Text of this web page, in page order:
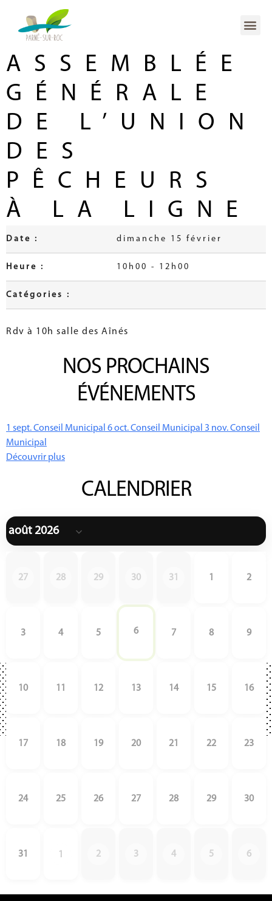
ASSEMBLÉE
GÉNÉRALE
DE L’UNION
DES
PÊCHEURS
À LA LIGNE
Date : dimanche 15 février
Heure : 10h00 - 12h00
Catégories :
Rdv à 10h salle des Aînés
NOS PROCHAINS
ÉVÉNEMENTS
1 sept.Conseil Municipal 6oct.Conseil Municipal 3 nov.Conseil
Municipal
Découvrir plus
CALENDRIER
27 28 29 30 31 1 2
3 4 5 6 7 8 9
10 11 12 13 14 15 16
17 18 19 20 21 22 23
24 25 26 27 28 29 30
31 1 2 3 4 5 6